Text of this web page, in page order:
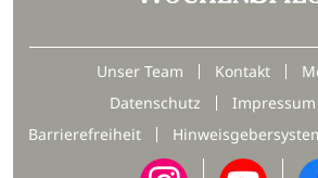
Unser Team Kontakt
Datenschutz
Impressum
Barrierefreiheit